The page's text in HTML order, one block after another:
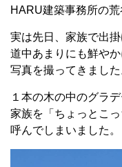
HARU建築事務所の荒
実は先日、家族で出掛
道中あまりにも鮮や
写真を撮ってきました
１本の木の中のグラ
家族を「ちょっとこ
呼んでしまいました。